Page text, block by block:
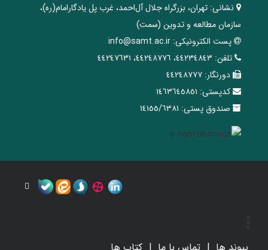
نشانی: تهران، ‌بزرگراه ‌جلال آل‌احمد، غرب پل يادگار‌امام(ره)‌،
سازمان مطالعه و تدوین‌ (سمت)
پست الکترونیکی: info@samt.ac.ir
تلفن: ٤٤٢٣٤٨٤٣، ٤٤٢٤٨٧٧٦، ٤٤٢٤٧٦٣١
دورنگار: ٤٤٢٤٨٧٧٧
کدپستی: ١٤٦٣٦٤٥٨٥١
صندوق پستی: ١٤١٥٥/٦٣٨١